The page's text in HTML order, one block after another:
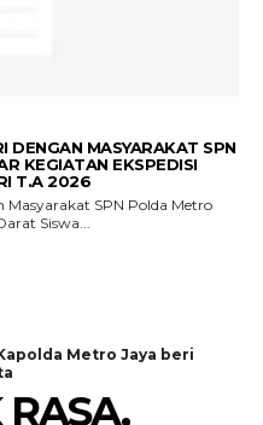
DENGAN MASYARAKAT SPN
KEGIATAN EKSPEDISI
T.A 2026
SPN Polda Metro
Siswa...